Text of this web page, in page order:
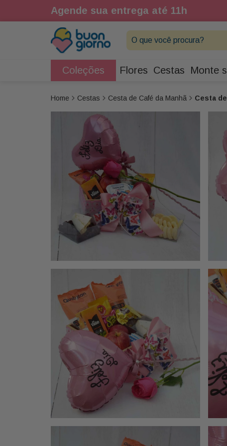
Agende sua entrega até 11h
O que você procura?
Coleções Flores Cestas Monte
Cestas Cesta de Café da Manhã Cesta